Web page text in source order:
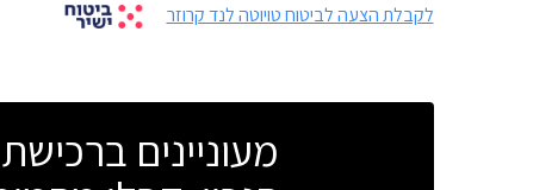
לקבלת הצעה לביטוח טויוטה לנד קרוזר
מעוניינים